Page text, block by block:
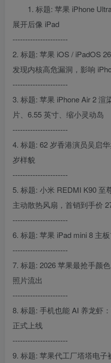
1. 标题: 苹果 iPhone
展开后像 iPad
----------------------
2. 标题: 苹果 iOS / iPadOS
发现内核高危漏洞，影响
----------------------
3. 标题: 苹果 iPhone Air 2 渲
片、6.55 英寸、缩小灵动岛
----------------------
4. 标题: 62 岁香港演员吴启
岁样貌
----------------------
5. 标题: 小米 REDMI K90 至
主动散热风扇，首销到手价
----------------------
6. 标题: 苹果 iPad mini 8 主
----------------------
7. 标题: 2026 苹果最抢手颜
照片流出
----------------------
8. 标题: 手机也能 AI 养龙虾
正式上线
----------------------
9. 标题: 苹果代工厂塔塔电子